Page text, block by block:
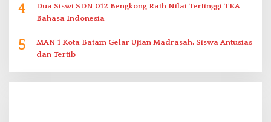
4
Dua Siswi SDN 012 Bengkong Raih Nilai Tertinggi TKA
Bahasa Indonesia
5
MAN 1 Kota Batam Gelar Ujian Madrasah, Siswa Antusias
dan Tertib